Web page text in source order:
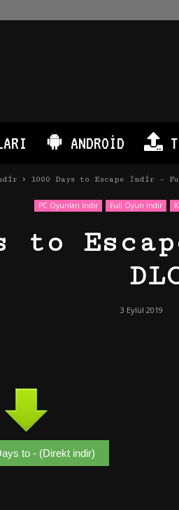
ANDROID
1000 Days to Escape İndir –
PC Oyunları İndir Full Oyun İndir
to
3 Eylül 2019
to - (Direkt indir)